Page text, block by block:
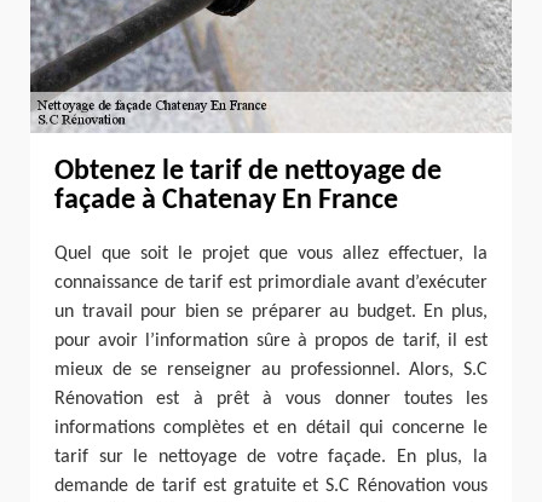
Obtenez le tarif de nettoyage de
façade à Chatenay En France
Quel que soit le projet que vous allez effectuer, la
connaissance de tarif est primordiale avant d’exécuter
un travail pour bien se préparer au budget. En plus,
pour avoir l’information sûre à propos de tarif, il est
mieux de se renseigner au professionnel. Alors, S.C
Rénovation est à prêt à vous donner toutes les
informations complètes et en détail qui concerne le
tarif sur le nettoyage de votre façade. En plus, la
demande de tarif est gratuite et S.C Rénovation vous